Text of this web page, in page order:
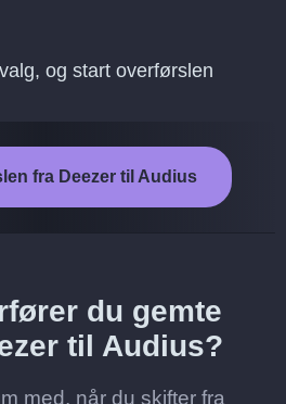
og start overførslen
fra Deezer til Audius
du gemte
til Audius?
med, når du skifter fra